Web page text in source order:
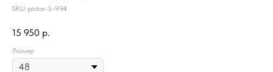
SKU: pictor-5-994
15 950 р.
Размер